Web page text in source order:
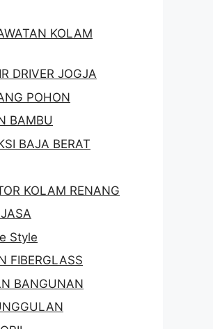
KOLAM
DRIVER JOGJA
POHON
BAMBU
BAJA BERAT
KOLAM RENANG
Style
FIBERGLASS
BANGUNAN